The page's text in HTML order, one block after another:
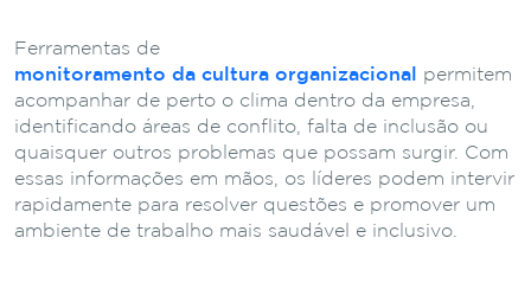
Ferramentas de
monitoramento da cultura organizacional
permitem
acompanhar de perto o clima dentro da empresa,
identificando áreas de conflito, falta de inclusão ou
quaisquer outros problemas que possam surgir. Com
essas informações em mãos, os líderes podem intervir
rapidamente para resolver questões e promover um
ambiente de trabalho mais saudável e inclusivo.